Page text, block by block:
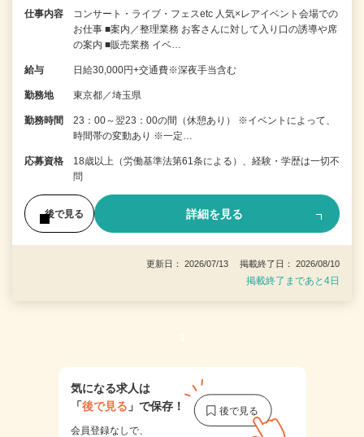
仕事内容
コンサート・ライブ・フェスetc 人気×レアイベント会場での
お仕事 ■案内／整理業務 お客さんに対して入り口の誘導や席
の案内 ■販売業務 イベ…
給与 日給30,000円+交通費※深夜手当含む
勤務地 東京都／埼玉県
勤務時間
23：00～翌23：00の間（休憩あり） ※イベントによって、
時間帯の変動あり ※一定…
応募資格
18歳以上（労働基準法第61条による）、経験・学歴は一切不
問
後で見る 詳細を見る
更新日： 2026/07/13 掲載終了日： 2026/08/10
掲載終了まであと4日
1
気になる求人は
「後で見る 」で保存！
会員登録なしで、